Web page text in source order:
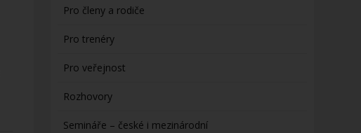
Pro členy a rodiče
Pro trenéry
Pro veřejnost
Rozhovory
Semináře – české i mezinárodní